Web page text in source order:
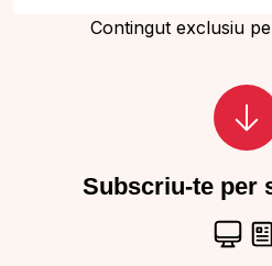
Contingut exclusiu